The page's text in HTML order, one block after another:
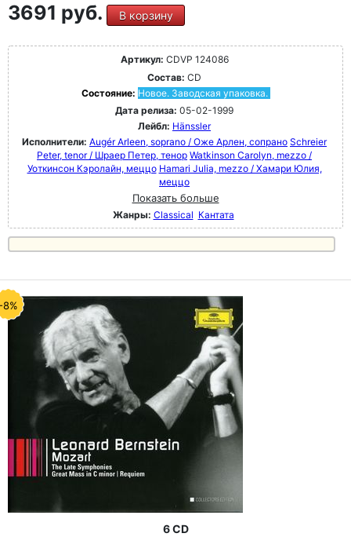
3691 руб. В корзину
Артикул: CDVP 124086
Состав: CD
Состояние: Новое. Заводская упаковка.
Дата релиза: 05-02-1999
Лейбл: Hänssler
Исполнители: Augér Arleen, soprano / Оже Арлен, сопрано Schreier
Peter, tenor / Шраер Петер, тенор Watkinson Carolyn, mezzo /
Уоткинсон Кэролайн, меццо Hamari Julia, mezzo / Хамари Юлия,
меццо
Показать больше
Жанры: Classical Кантата
8%
6 CD